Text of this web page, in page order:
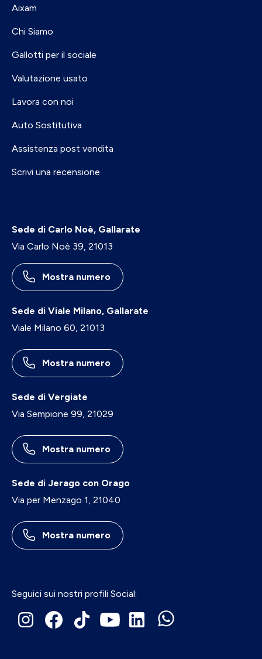
Aixam
Chi Siamo
Gallotti per il sociale
Valutazione usato
Lavora con noi
Auto Sostitutiva
Assistenza post vendita
Scrivi una recensione
Sede di Carlo Noè, Gallarate
Via Carlo Noè 39, 21013
Mostra numero
Sede di Viale Milano, Gallarate
Viale Milano 60, 21013
Mostra numero
Sede di Vergiate
Via Sempione 99, 21029
Mostra numero
Sede di Jerago con Orago
Via per Menzago 1, 21040
Mostra numero
Seguici sui nostri profili Social: